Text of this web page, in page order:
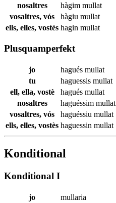
nosaltres
hàgim mullat
vosaltres, vós
hàgiu mullat
ells, elles, vostès hagin mullat
Plusquamperfekt
jo hagués mullat
tu
haguessis mullat
ell, ella, vostè
hagués mullat
nosaltres
haguéssim mullat
vosaltres, vós
haguéssiu mullat
ells, elles, vostès haguessin mullat
Konditional
Konditional I
jo
mullaria